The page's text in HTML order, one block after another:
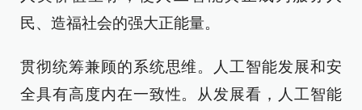
民、造福社会的强大正能量。
贯彻统筹兼顾的系统思维。人工智能发展和安
全具有高度内在一致性。从发展看，人工智能